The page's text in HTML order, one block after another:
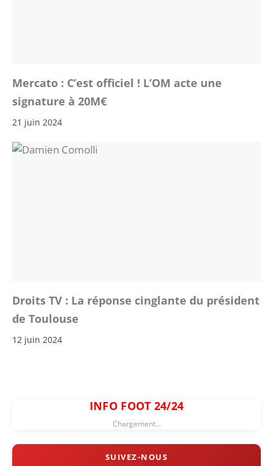
Mercato : C’est officiel ! L’OM acte une
signature à 20M€
21 juin 2024
Droits TV : La réponse cinglante du président
de Toulouse
12 juin 2024
INFO FOOT 24/24
Chargement...